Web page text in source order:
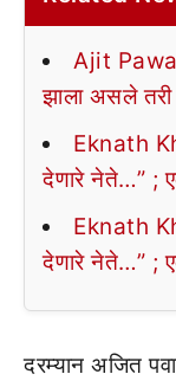
Ajit
झाला असले
Eknath
देणारे नेते…” ;
Eknath
देणारे नेते…” ;
दरम्यान अजित